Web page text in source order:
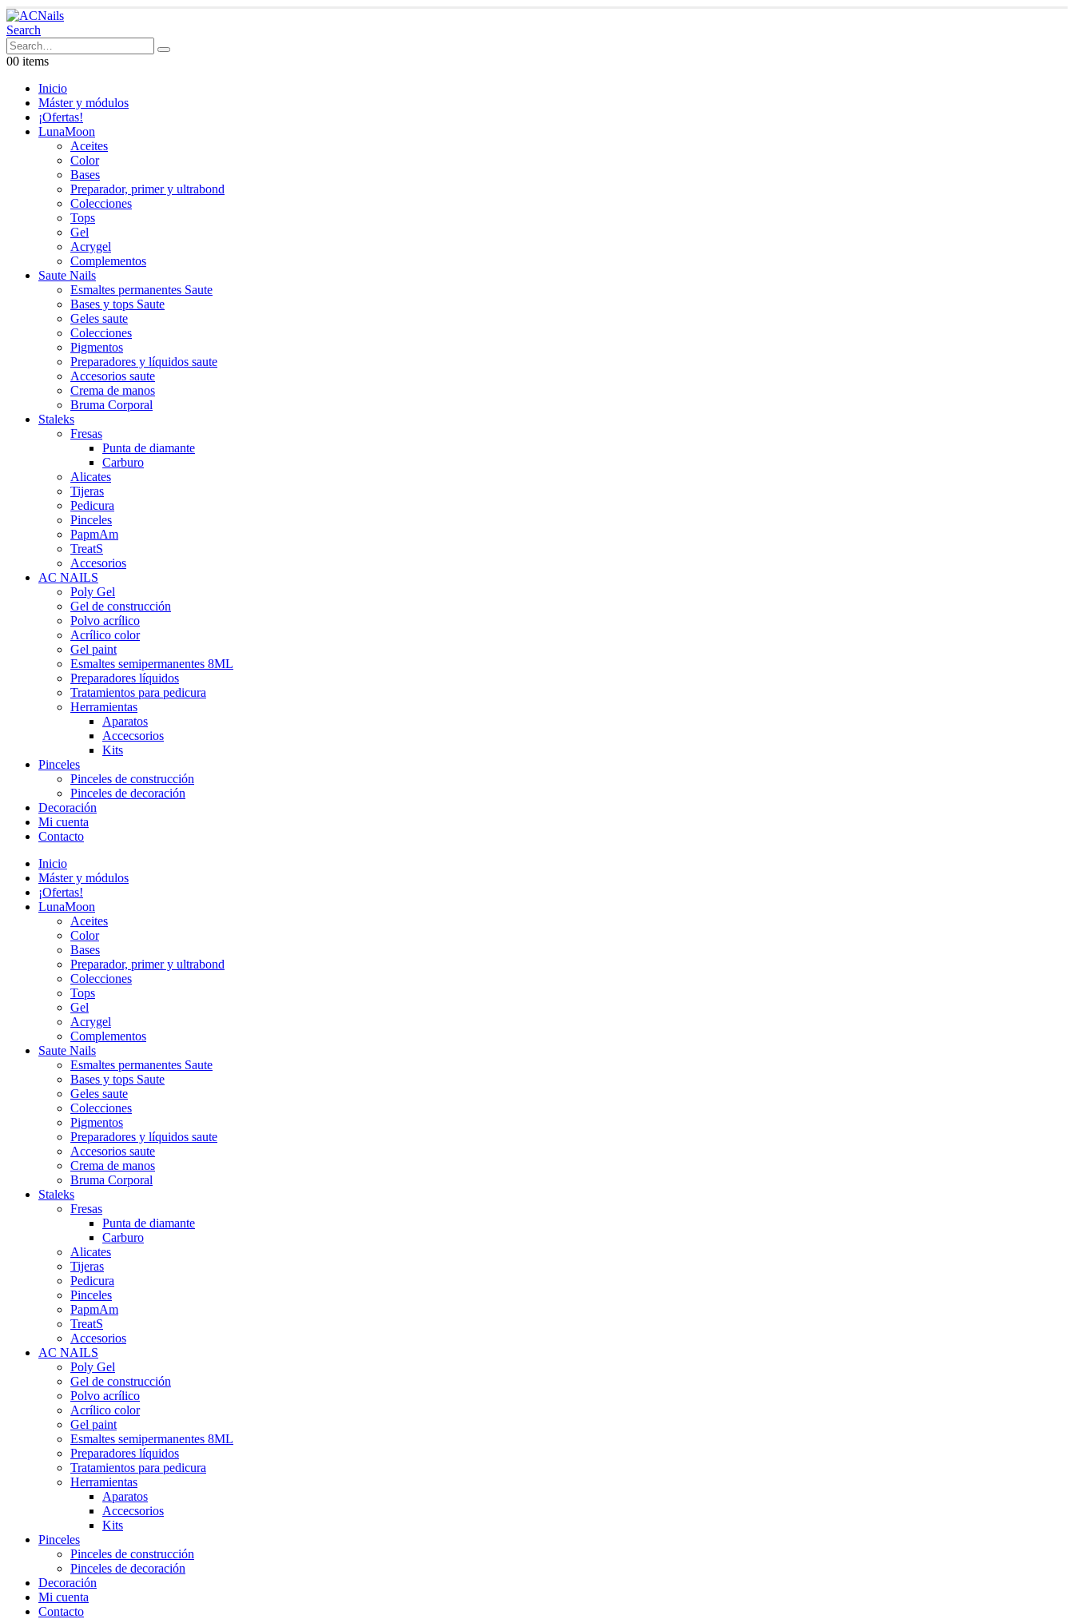
Search
00 items
Inicio
Máster y módulos
¡Ofertas!
LunaMoon
Aceites
Color
Bases
Preparador, primer y ultrabond
Colecciones
Tops
Gel
Acrygel
Complementos
Saute Nails
Esmaltes permanentes Saute
Bases y tops Saute
Geles saute
Colecciones
Pigmentos
Preparadores y líquidos saute
Accesorios saute
Crema de manos
Bruma Corporal
Staleks
Fresas
Punta de diamante
Carburo
Alicates
Tijeras
Pedicura
Pinceles
PapmAm
TreatS
Accesorios
AC NAILS
Poly Gel
Gel de construcción
Polvo acrílico
Acrílico color
Gel paint
Esmaltes semipermanentes 8ML
Preparadores líquidos
Tratamientos para pedicura
Herramientas
Aparatos
Accecsorios
Kits
Pinceles
Pinceles de construcción
Pinceles de decoración
Decoración
Mi cuenta
Contacto
Inicio
Máster y módulos
¡Ofertas!
LunaMoon
Aceites
Color
Bases
Preparador, primer y ultrabond
Colecciones
Tops
Gel
Acrygel
Complementos
Saute Nails
Esmaltes permanentes Saute
Bases y tops Saute
Geles saute
Colecciones
Pigmentos
Preparadores y líquidos saute
Accesorios saute
Crema de manos
Bruma Corporal
Staleks
Fresas
Punta de diamante
Carburo
Alicates
Tijeras
Pedicura
Pinceles
PapmAm
TreatS
Accesorios
AC NAILS
Poly Gel
Gel de construcción
Polvo acrílico
Acrílico color
Gel paint
Esmaltes semipermanentes 8ML
Preparadores líquidos
Tratamientos para pedicura
Herramientas
Aparatos
Accecsorios
Kits
Pinceles
Pinceles de construcción
Pinceles de decoración
Decoración
Mi cuenta
Contacto